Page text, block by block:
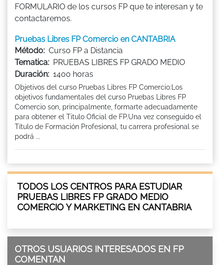
FORMULARIO de los cursos FP que te interesan y te
contactaremos.
Pruebas Libres FP Comercio en CANTABRIA
Método: Curso FP a Distancia
Tematica: PRUEBAS LIBRES FP GRADO MEDIO
Duración: 1400 horas
Objetivos del curso Pruebas Libres FP Comercio:Los
objetivos fundamentales del curso Pruebas Libres FP
Comercio son, principalmente, formarte adecuadamente
para obtener el Titulo Oficial de FP.Una vez conseguido el
Título de Formación Profesional, tu carrera profesional se
podrá ...
TODOS LOS CENTROS PARA ESTUDIAR
PRUEBAS LIBRES FP GRADO MEDIO
COMERCIO Y MARKETING EN CANTABRIA
OTROS USUARIOS INTERESADOS EN FP
COMENTAN